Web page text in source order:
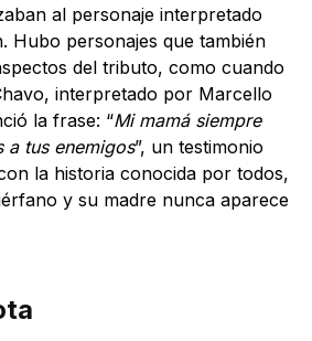
al personaje interpretado
Hubo personajes que también
del tributo, como cuando
interpretado por Marcello
la frase: “Mi mamá siempre
a tus enemigos”, un testimonio
la historia conocida por todos,
y su madre nunca aparece